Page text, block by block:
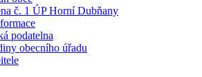
č. 1 ÚP Horní Dubňany
podatelna
obecního úřadu